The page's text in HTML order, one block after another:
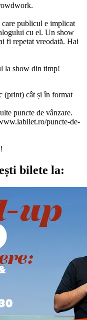
publicul e implicat
cu el. Un show
fi repetat vreodată. Hai
la show din timp!
(print) cât și în format
puncte de vânzare.
puncte-de-
bilete la: